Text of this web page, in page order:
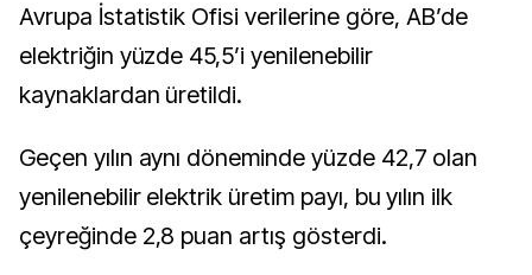
Avrupa İstatistik Ofisi verilerine göre, AB’de
elektriğin yüzde 45,5’i yenilenebilir
kaynaklardan üretildi.
Geçen yılın aynı döneminde yüzde 42,7 olan
yenilenebilir elektrik üretim payı, bu yılın ilk
çeyreğinde 2,8 puan artış gösterdi.